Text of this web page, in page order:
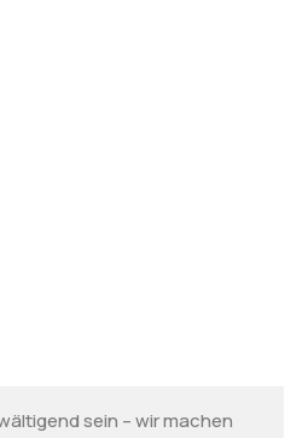
sein – wir machen